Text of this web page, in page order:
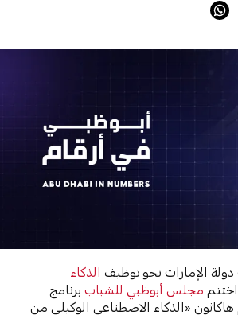
الإمارات نحو توظيف الذكاء
مجلس أبوظبي للشباب برنامج
هاكاثون «الذكاء الاصطناعي الوكيلي من